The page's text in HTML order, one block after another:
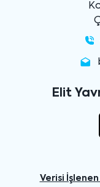
Elit
Verisi